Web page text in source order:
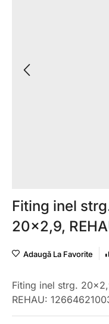
Fiting inel
20×2,9,
Adaugă La Favorite
Fiting inel strg.
REHAU: